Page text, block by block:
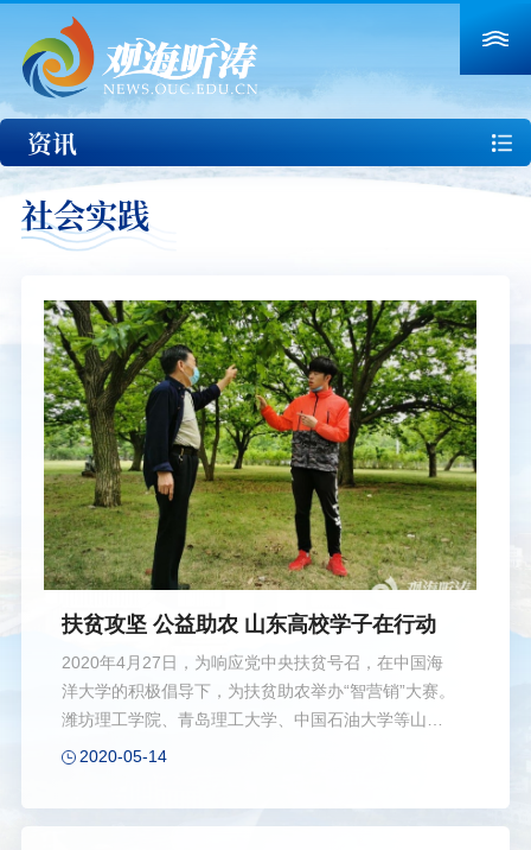
社会实践
扶贫攻坚 公益助农 山东高校学子在行动
2020年4月27日，为响应党中央扶贫号召，在中国海
洋大学的积极倡导下，为扶贫助农举办“智营销”大赛。
潍坊理工学院、青岛理工大学、中国石油大学等山东
各个高校或个人团体纷纷响应，积极参与。旨在帮助
2020-05-14
资讯